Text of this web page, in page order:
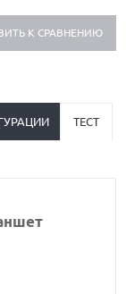
К СРАВНЕНИЮ
ТЕСТ